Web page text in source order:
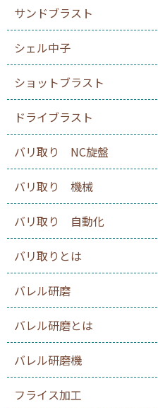
サンドブラスト
シェル中子
ショットブラスト
ドライブラスト
バリ取り NC旋盤
バリ取り 機械
バリ取り 自動化
バリ取りとは
バレル研磨
バレル研磨とは
バレル研磨機
フライス加工